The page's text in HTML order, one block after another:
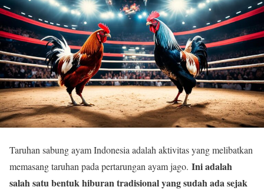
Taruhan sabung ayam Indonesia adalah aktivitas yang melibatkan
memasang taruhan pada pertarungan ayam jago. Ini adalah
salah satu bentuk hiburan tradisional yang sudah ada sejak